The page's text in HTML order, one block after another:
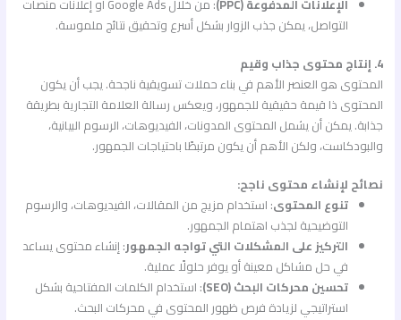
الإعلانات المدفوعة (PPC)
: من خلال Google Ads أو إعلانات منصات
التواصل، يمكن جذب الزوار بشكل أسرع وتحقيق نتائج ملموسة.
4. إنتاج محتوى جذاب وقيم
المحتوى هو العنصر الأهم في بناء حملات تسويقية ناجحة. يجب أن يكون
المحتوى ذا قيمة حقيقية للجمهور، ويعكس رسالة العلامة التجارية بطريقة
جذابة. يمكن أن يشمل المحتوى المدونات، الفيديوهات، الرسوم البيانية،
والبودكاست، ولكن الأهم أن يكون مرتبطًا باحتياجات الجمهور.
نصائح لإنشاء محتوى ناجح:
تنوع المحتوى: استخدام مزيج من المقالات، الفيديوهات، والرسوم
التوضيحية لجذب اهتمام الجمهور.
التركيز على المشكلات التي تواجه الجمهور: إنشاء محتوى يساعد
في حل مشاكل معينة أو يوفر حلولًا عملية.
تحسين محركات البحث (SEO)
: استخدام الكلمات المفتاحية بشكل
استراتيجي لزيادة فرص ظهور المحتوى في محركات البحث.